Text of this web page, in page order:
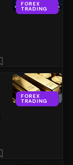
FOREX
TRADING
FOREX
TRADING